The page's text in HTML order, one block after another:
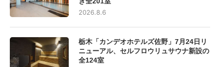
2026.8.6
栃木「カンデオホテルズ佐野」7月24日リ
ニューアル、セルフロウリュサウナ新設の
全124室